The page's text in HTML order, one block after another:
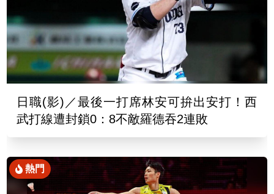
日職(影)／最後一打席林安可拚出安打！西
武打線遭封鎖0：8不敵羅德吞2連敗
熱門